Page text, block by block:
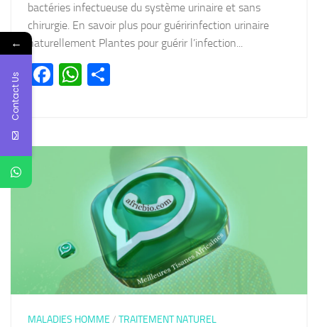
bactéries infectueuse du système urinaire et sans
chirurgie. En savoir plus pour guéririnfection urinaire
naturellement Plantes pour guérir l’infection...
Facebook
WhatsApp
MALADIES HOMME / TRAITEMENT NATUREL
←
Contact Us